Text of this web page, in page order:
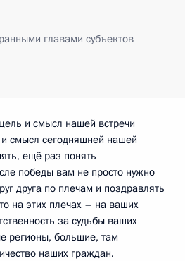
главами субъектов
и смысл нашей встречи
смысл сегодняшней нашей
ещё раз понять
победы вам не просто нужно
друга по плечам и поздравлять
на этих плечах – на ваших
за судьбы ваших
регионы, большие, там
наших граждан.